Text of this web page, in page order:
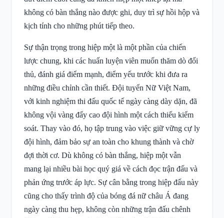
không có bàn thắng nào được ghi, duy trì sự hồi hộp và
kịch tính cho những phút tiếp theo.
Sự thận trọng trong hiệp một là một phần của chiến
lược chung, khi các huấn luyện viên muốn thăm dò đối
thủ, đánh giá điểm mạnh, điểm yếu trước khi đưa ra
những điều chỉnh cần thiết. Đội tuyển Nữ Việt Nam,
với kinh nghiệm thi đấu quốc tế ngày càng dày dặn, đã
không vội vàng đẩy cao đội hình một cách thiếu kiểm
soát. Thay vào đó, họ tập trung vào việc giữ vững cự ly
đội hình, đảm bảo sự an toàn cho khung thành và chờ
đợi thời cơ. Dù không có bàn thắng, hiệp một vẫn
mang lại nhiều bài học quý giá về cách đọc trận đấu và
phản ứng trước áp lực. Sự cân bằng trong hiệp đấu này
cũng cho thấy trình độ của bóng đá nữ châu Á đang
ngày càng thu hẹp, không còn những trận đấu chênh